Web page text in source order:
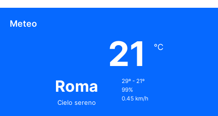
Meteo
Roma
Cielo sereno
21 ℃
29º - 21º
99%
0.45 km/h